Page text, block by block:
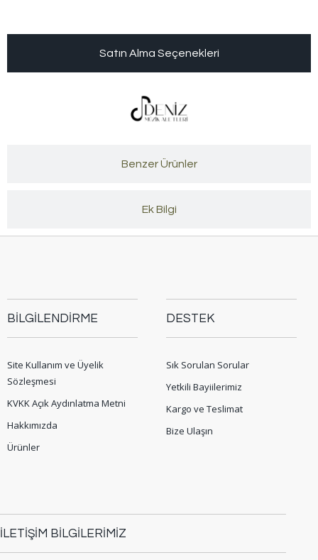
Satın Alma Seçenekleri
Benzer Ürünler
Ek Bilgi
BİLGİLENDİRME
Site Kullanım ve Üyelik
Sözleşmesi
KVKK Açık Aydınlatma Metni
Hakkımızda
Ürünler
DESTEK
Sık Sorulan Sorular
Yetkili Bayiilerimiz
Kargo ve Teslimat
Bize Ulaşın
İLETİŞİM BİLGİLERİMİZ